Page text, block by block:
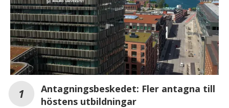
Antagningsbeskedet: Fler antagna till
höstens utbildningar